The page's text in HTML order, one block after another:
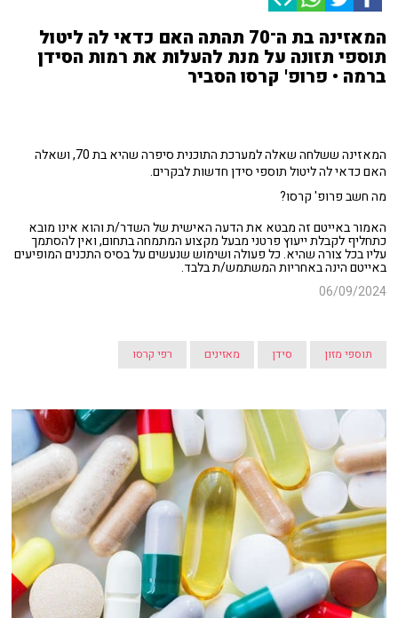
המאזינה בת ה־70 תהתה האם כדאי לה ליטול
תוספי תזונה על מנת להעלות את רמות הסידן
ברמה • פרופ' קרסו הסביר
המאזינה ששלחה שאלה למערכת התוכנית סיפרה שהיא בת 70, ושאלה
האם כדאי לה ליטול תוספי סידן חדשות לבקרים.
מה חשב פרופ' קרסו?
האמור באייטם זה מבטא את הדעה האישית של השדר/ת והוא אינו מובא
כתחליף לקבלת ייעוץ פרטני מבעל מקצוע המתמחה בתחום, ואין להסתמך
עליו בכל צורה שהיא. כל פעולה ושימוש שנעשים על בסיס התכנים המופיעים
באייטם הינה באחריות המשתמש/ת בלבד.
06/09/2024
תוספי מזון סידן מאזינים רפי קרסו